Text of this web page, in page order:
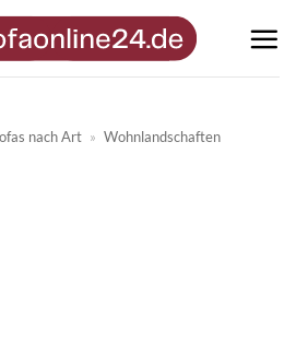
nach Art » Wohnlandschaften